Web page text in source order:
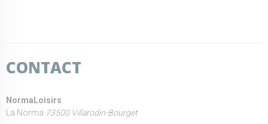
CONTACT
NormaLoisirs
La Norma 73500 Villarodin-Bourget